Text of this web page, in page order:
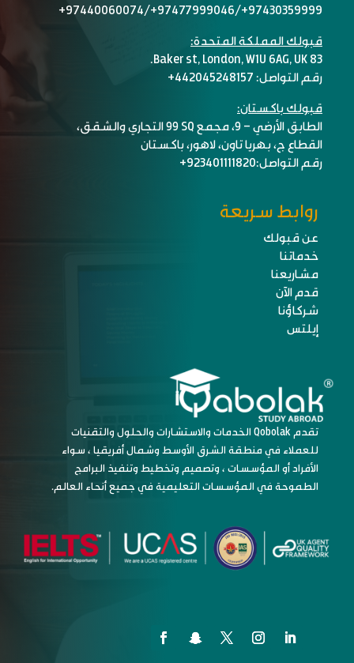
97430359999+/97477999046+/97440060074+
قبولك المملكة المتحدة:
83 Baker st, London, W1U 6AG, UK.
رقم التواصل: 442045248157+
قبولك باكستان:
الطابق الأرضي – ٩، مجمع SQ ٩٩ التجاري والشقق،
القطاع ج، بهريا تاون، لاهور، باكستان
رقم التواصل:923401111820+
روابط سريعة
عن قبولك
خدماتنا
مشاريعنا
قدم الآن
شركاؤنا
إيلتس
تقدم Qobolak الخدمات والاستشارات والحلول والتقنيات
للعملاء في منطقة الشرق الأوسط وشمال أفريقيا ، سواء
الأفراد أو المؤسسات ، وتصميم وتخطيط وتنفيذ البرامج
الطموحة في المؤسسات التعليمية في جميع أنحاء العالم.